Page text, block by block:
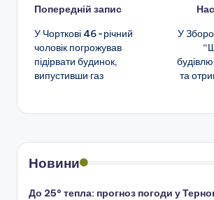
Навігація
по
запису
Попередній запис
У Чорткові 46-річний
чоловік погрожував
підірвати будинок,
випустивши газ
У
та
Новини
До 25° тепла: прогноз погоди у